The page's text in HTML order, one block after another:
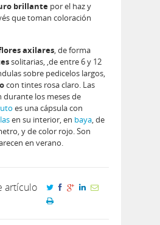
brillante por el haz y
que toman coloración
axilares, de forma
solitarias, ,de entre 6 y 12
sobre pedicelos largos,
con tintes rosa claro. Las
durante los meses de
es una cápsula con
en su interior, en baya, de
y de color rojo. Son
en verano.
artículo